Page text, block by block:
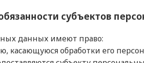
субъектов
данных имеют право:
касающуюся обработки его